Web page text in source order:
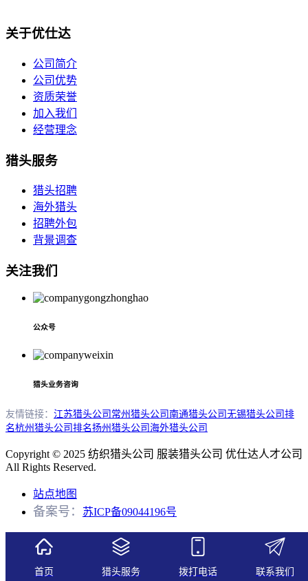
关于优仕达
公司简介
公司优势
资质荣誉
加入我们
经营理念
猎头服务
猎头招聘
海外猎头
招聘外包
背景调查
关注我们
公众号
猎头业务咨询
友情链接： 江苏猎头公司 常州猎头公司南通猎头公司无锡猎头公司排
名杭州猎头公司排名扬州猎头公司海外猎头公司
Copyright © 2025 纺织猎头公司 服装猎头公司 优仕达人才公司
All Rights Reserved.
站点地图
备案号： 苏ICP备09044196号
首页 猎头服务 拨打电话 联系我们